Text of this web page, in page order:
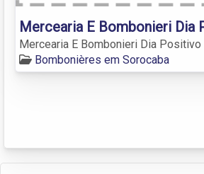
Mercearia E Bombonieri Dia
Mercearia E Bombonieri Dia Positivo
Bombonières em Sorocaba